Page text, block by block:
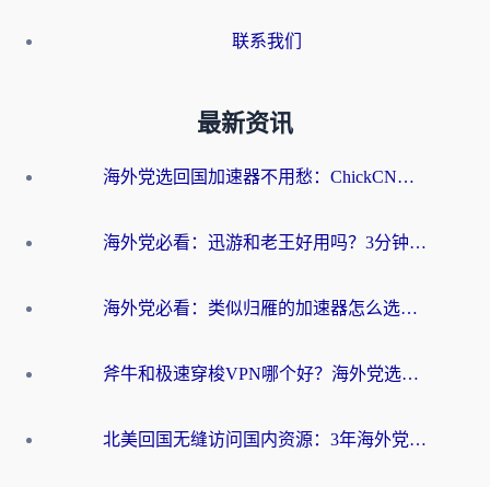
联系我们
最新资讯
海外党选回国加速器不用愁：ChickCN和洞见哪个好？一篇搞定所有疑问
海外党必看：迅游和老王好用吗？3分钟选对加速国内网络的加速器
海外党必看：类似归雁的加速器怎么选？一篇搞定无缝访问国内资源
斧牛和极速穿梭VPN哪个好？海外党选回国加速器必看的真实对比与避坑指南
北美回国无缝访问国内资源：3年海外党亲测的加速器选择指南